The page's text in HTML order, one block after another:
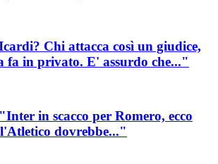
Chi attacca così un giudice,
fa in privato. E' assurdo che..."
in scacco per Romero, ecco
dovrebbe..."